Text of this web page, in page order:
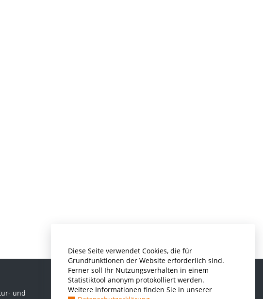
Diese Seite verwendet Cookies, die für
Grundfunktionen der Website erforderlich sind.
Ferner soll Ihr Nutzungsverhalten in einem
Statistiktool anonym protokolliert werden.
Weitere Informationen finden Sie in unserer
und
Informatik und Wirtschaftsinformatik